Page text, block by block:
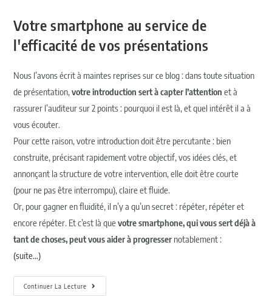
Votre smartphone au service de
l'efficacité de vos présentations
Nous l’avons écrit à maintes reprises sur ce blog : dans toute situation
de présentation,votre introduction sert à capter l’attention et à
rassurer l’auditeur sur 2 points : pourquoi il est là, et quel intérêt il a à
vous écouter.
Pour cette raison, votre introduction doit être percutante : bien
construite, précisant rapidement votre objectif, vos idées clés, et
annonçant la structure de votre intervention, elle doit être courte
(pour ne pas être interrompu), claire et fluide.
Or, pour gagner en fluidité, il n’y a qu’un secret : répéter, répéter et
encore répéter. Et c’est là quevotre smartphone, qui vous sert déjà à
tant de choses, peut vous aider à progresser notablement :
(suite…)
Continuer La Lecture